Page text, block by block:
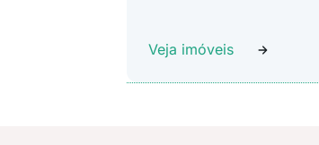
Veja imóveis